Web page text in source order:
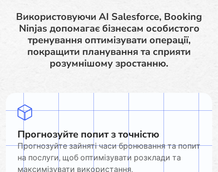
Використовуючи AI Salesforce, Booking
Ninjas допомагає бізнесам особистого
тренування оптимізувати операції,
покращити планування та сприяти
розумнішому зростанню.
Прогнозуйте попит з точністю
Прогнозуйте зайняті часи бронювання та попит
на послуги, щоб оптимізувати розклади та
максимізувати використання.